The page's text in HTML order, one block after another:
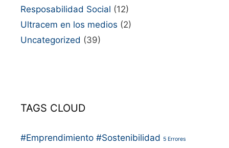
Resposabilidad Social (12)
Ultracem en los medios (2)
Uncategorized (39)
TAGS CLOUD
#Emprendimiento #Sostenibilidad 5 Errores